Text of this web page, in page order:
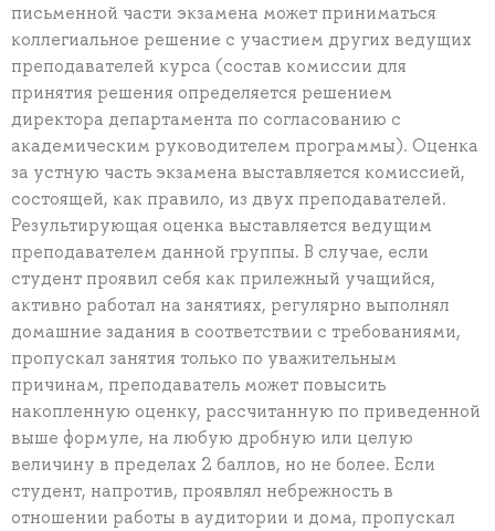
письменной части экзамена может приниматься
коллегиальное решение с участием других ведущих
преподавателей курса (состав комиссии для
принятия решения определяется решением
директора департамента по согласованию с
академическим руководителем программы). Оценка
за устную часть экзамена выставляется комиссией,
состоящей, как правило, из двух преподавателей.
Результирующая оценка выставляется ведущим
преподавателем данной группы. В случае, если
студент проявил себя как прилежный учащийся,
активно работал на занятиях, регулярно выполнял
домашние задания в соответствии с требованиями,
пропускал занятия только по уважительным
причинам, преподаватель может повысить
накопленную оценку, рассчитанную по приведенной
выше формуле, на любую дробную или целую
величину в пределах 2 баллов, но не более. Если
студент, напротив, проявлял небрежность в
отношении работы в аудитории и дома, пропускал